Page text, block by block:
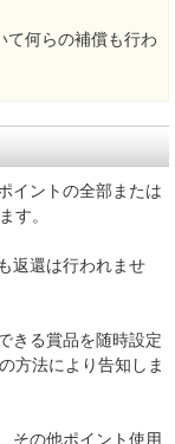
て何らの補償も行わ
イントの全部または
す。
返還は行われませ
きる賞品を随時設定
方法により告知しま
その他ポイント使用